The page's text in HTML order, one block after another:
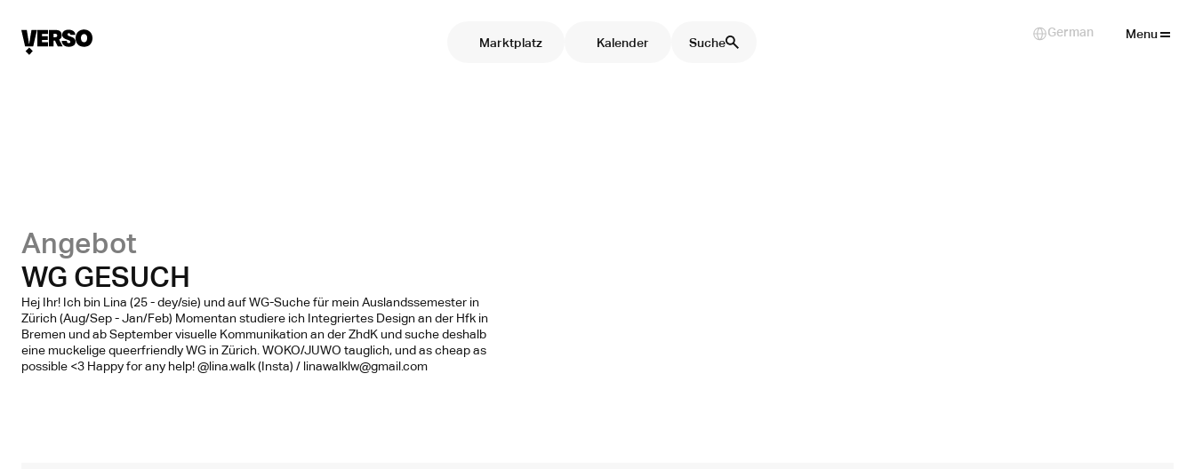
Angebot
WG GESUCH
Hej Ihr! Ich bin Lina (25 - dey/sie) und auf WG-Suche für mein Auslandssemester in
Zürich (Aug/Sep - Jan/Feb) Momentan studiere ich Integriertes Design an der Hfk in
Bremen und ab September visuelle Kommunikation an der ZhdK und suche deshalb
eine muckelige queerfriendly WG in Zürich. WOKO/JUWO tauglich, und as cheap as
possible <3 Happy for any help! @lina.walk (Insta) / linawalklw@gmail.com
Kalender Suche
Marktplatz
Menu
Select Language
German